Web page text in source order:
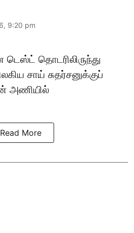
9:20 pm
தொடரிலிருந்து
சாய் சுதர்சனுக்குப்
அணியில்
Read More